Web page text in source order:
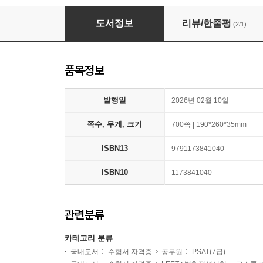
강화약화 매뉴얼 7.0 상, 하
도서정보 리뷰/한줄평 (2/1)
품목정보
발행일 2026년 02월 10일
쪽수, 무게, 크기 700쪽 | 190*260*35mm
ISBN13 9791173841040
ISBN10 1173841040
관련분류
카테고리 분류
국내도서 수험서 자격증 공무원
PSAT(7급)